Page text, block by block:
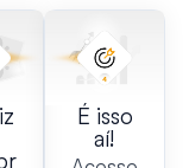
É isso
aí!